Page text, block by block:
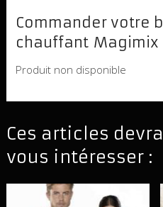
Commander votre
chauffant Magimix
Produit non disponible
Ces articles
vous intéresser :